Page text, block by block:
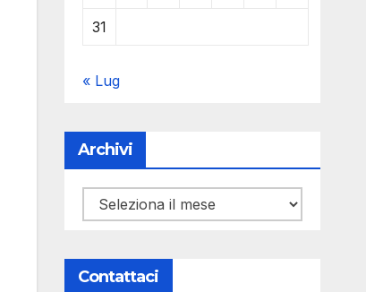
31
« Lug
Archivi
Archivi
Contattaci